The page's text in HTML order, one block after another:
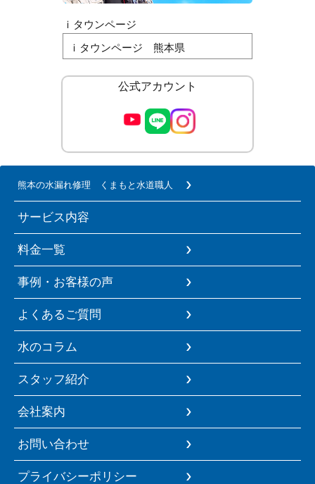
ｉタウンページ
ｉタウンページ 熊本県
公式アカウント
熊本の水漏れ修理 くまもと水道職人
サービス内容
料金一覧
事例・お客様の声
よくあるご質問
水のコラム
スタッフ紹介
会社案内
お問い合わせ
プライバシーポリシー